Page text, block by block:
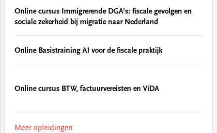
Online cursus Immigrerende DGA’s: fiscale gevolgen en
sociale zekerheid bij migratie naar Nederland
Online Basistraining AI voor de fiscale praktijk
Online cursus BTW, factuurvereisten en ViDA
Meer opleidingen